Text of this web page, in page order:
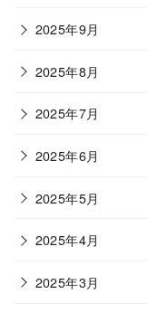
2025年9月
2025年8月
2025年7月
2025年6月
2025年5月
2025年4月
2025年3月